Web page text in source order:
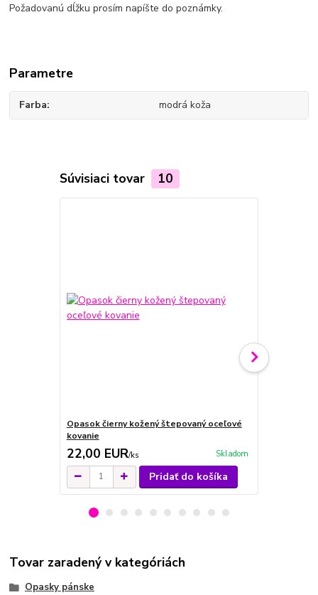
Požadovanú dĺžku prosím napíšte do poznámky.
Parametre
Farba modrá koža
Súvisiaci tovar 10
Opasok čierny kožený štepovaný oceľové
kovanie
22,00 EUR/ks Skladom
Pridať do košíka
Tovar zaradený v kategóriách
Opasky pánske